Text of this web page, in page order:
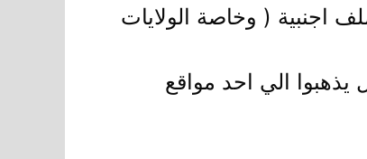
اجنبية ( وخاصة الولايات
الي احد مواقع